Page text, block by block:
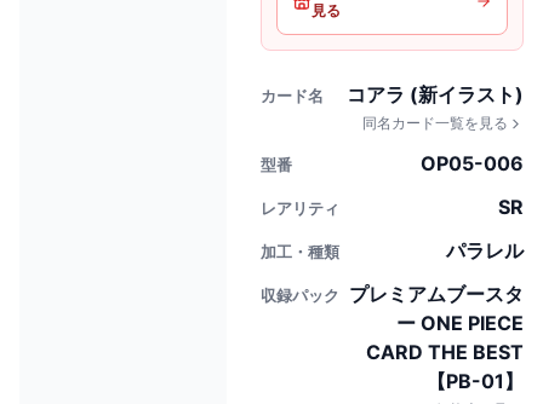
見る
カード名 コアラ (新イラスト)
同名カード一覧を見る
型番 OP05-006
レアリティ SR
加工・種類 パラレル
収録パック
プレミアムブースタ
ー ONE PIECE
CARD THE BEST
【PB-01】